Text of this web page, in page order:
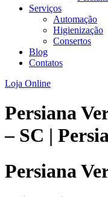
Serviços
Automação
Higienização
Consertos
Blog
Contatos
Loja Online
Persiana
– SC |
Persiana